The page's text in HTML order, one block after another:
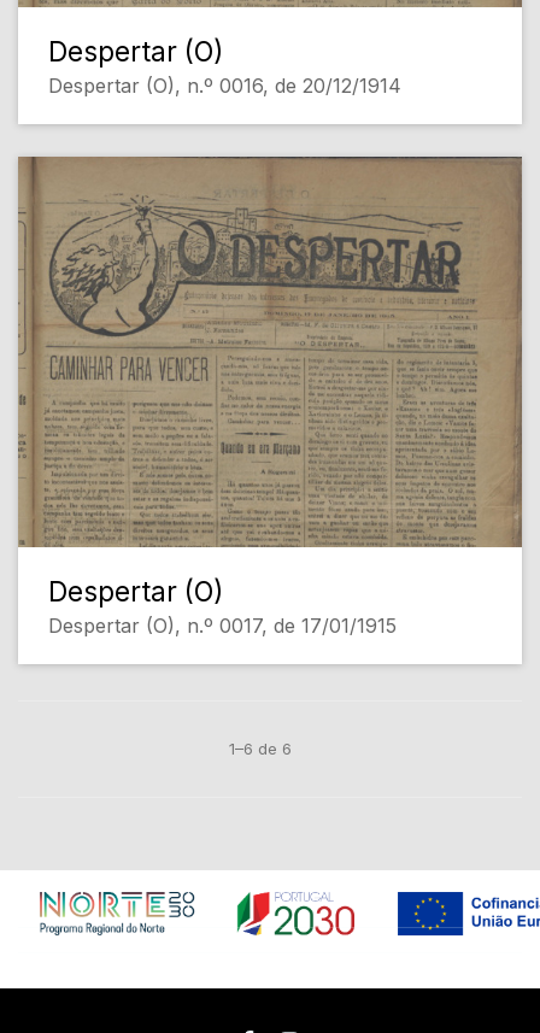
Despertar (O)
Despertar (O), n.º 0016, de 20/12/1914
Despertar (O)
Despertar (O), n.º 0017, de 17/01/1915
1–6 de 6